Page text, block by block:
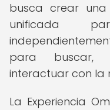
busca crear una
unificada
para buscar,
interactuar con la
La Experiencia